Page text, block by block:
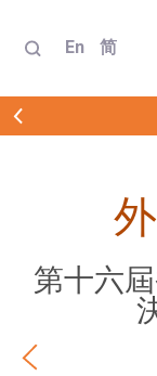
En 简
第十六